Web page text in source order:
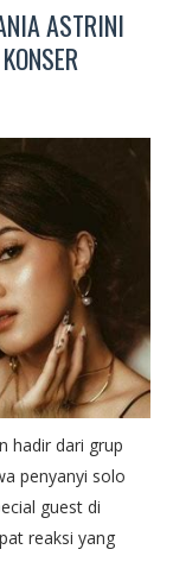
ASTRINI
hadir dari grup
penyanyi solo
guest di
reaksi yang